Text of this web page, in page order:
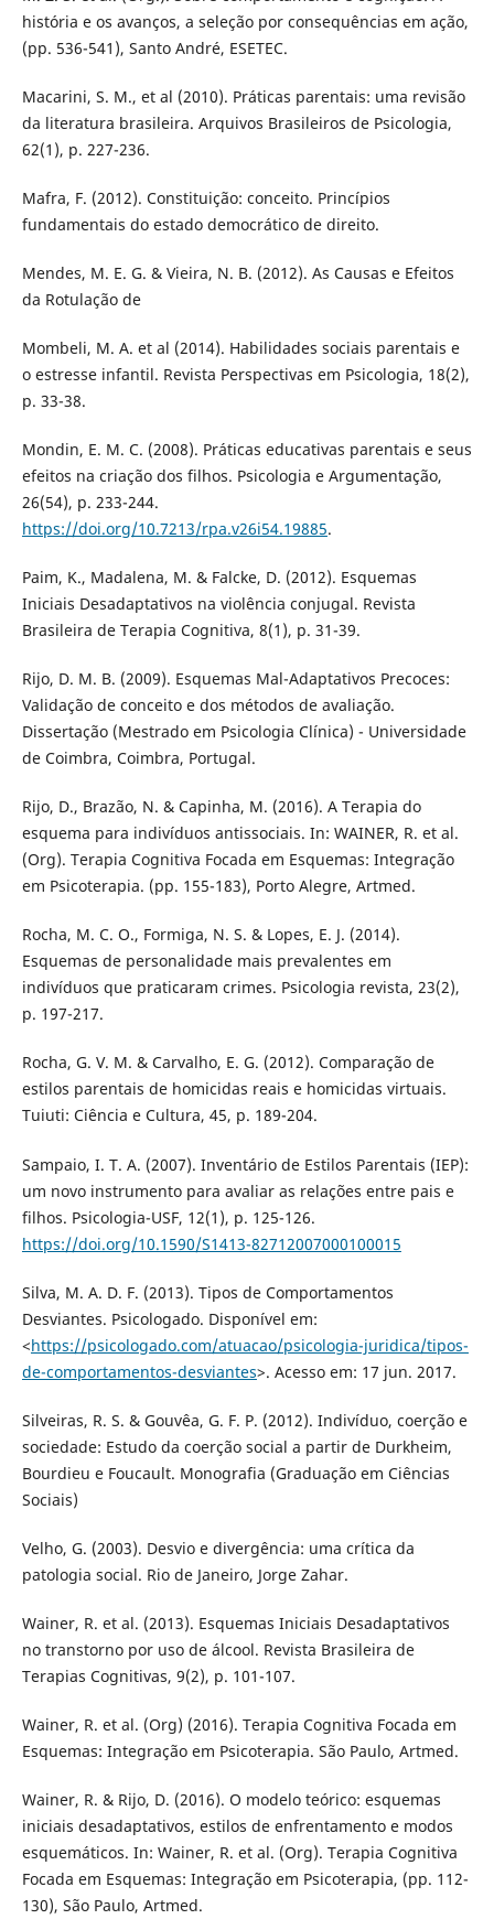
história e os avanços, a seleção por consequências em ação,
(pp. 536-541), Santo André, ESETEC.
Macarini, S. M., et al (2010). Práticas parentais: uma revisão
da literatura brasileira. Arquivos Brasileiros de Psicologia,
62(1), p. 227-236.
Mafra, F. (2012). Constituição: conceito. Princípios
fundamentais do estado democrático de direito.
Mendes, M. E. G. & Vieira, N. B. (2012). As Causas e Efeitos
da Rotulação de
Mombeli, M. A. et al (2014). Habilidades sociais parentais e
o estresse infantil. Revista Perspectivas em Psicologia, 18(2),
p. 33-38.
Mondin, E. M. C. (2008). Práticas educativas parentais e seus
efeitos na criação dos filhos. Psicologia e Argumentação,
26(54), p. 233-244.
https://doi.org/10.7213/rpa.v26i54.19885.
Paim, K., Madalena, M. & Falcke, D. (2012). Esquemas
Iniciais Desadaptativos na violência conjugal. Revista
Brasileira de Terapia Cognitiva, 8(1), p. 31-39.
Rijo, D. M. B. (2009). Esquemas Mal-Adaptativos Precoces:
Validação de conceito e dos métodos de avaliação.
Dissertação (Mestrado em Psicologia Clínica) - Universidade
de Coimbra, Coimbra, Portugal.
Rijo, D., Brazão, N. & Capinha, M. (2016). A Terapia do
esquema para indivíduos antissociais. In: WAINER, R. et al.
(Org). Terapia Cognitiva Focada em Esquemas: Integração
em Psicoterapia. (pp. 155-183), Porto Alegre, Artmed.
Rocha, M. C. O., Formiga, N. S. & Lopes, E. J. (2014).
Esquemas de personalidade mais prevalentes em
indivíduos que praticaram crimes. Psicologia revista, 23(2),
p. 197-217.
Rocha, G. V. M. & Carvalho, E. G. (2012). Comparação de
estilos parentais de homicidas reais e homicidas virtuais.
Tuiuti: Ciência e Cultura, 45, p. 189-204.
Sampaio, I. T. A. (2007). Inventário de Estilos Parentais (IEP):
um novo instrumento para avaliar as relações entre pais e
filhos. Psicologia-USF, 12(1), p. 125-126.
https://doi.org/10.1590/S1413-82712007000100015
Silva, M. A. D. F. (2013). Tipos de Comportamentos
Desviantes. Psicologado. Disponível em:
<https://psicologado.com/atuacao/psicologia-juridica/tipos-
de-comportamentos-desviantes>. Acesso em: 17 jun. 2017.
Silveiras, R. S. & Gouvêa, G. F. P. (2012). Indivíduo, coerção e
sociedade: Estudo da coerção social a partir de Durkheim,
Bourdieu e Foucault. Monografia (Graduação em Ciências
Sociais)
Velho, G. (2003). Desvio e divergência: uma crítica da
patologia social. Rio de Janeiro, Jorge Zahar.
Wainer, R. et al. (2013). Esquemas Iniciais Desadaptativos
no transtorno por uso de álcool. Revista Brasileira de
Terapias Cognitivas, 9(2), p. 101-107.
Wainer, R. et al. (Org) (2016). Terapia Cognitiva Focada em
Esquemas: Integração em Psicoterapia. São Paulo, Artmed.
Wainer, R. & Rijo, D. (2016). O modelo teórico: esquemas
iniciais desadaptativos, estilos de enfrentamento e modos
esquemáticos. In: Wainer, R. et al. (Org). Terapia Cognitiva
Focada em Esquemas: Integração em Psicoterapia, (pp. 112-
130), São Paulo, Artmed.